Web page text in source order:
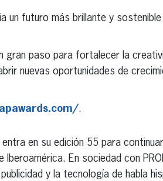
un futuro más brillante y
gran paso para fortalecer la
nuevas oportunidades de
.
en su edición 55 para
En sociedad con
y la tecnología de habla